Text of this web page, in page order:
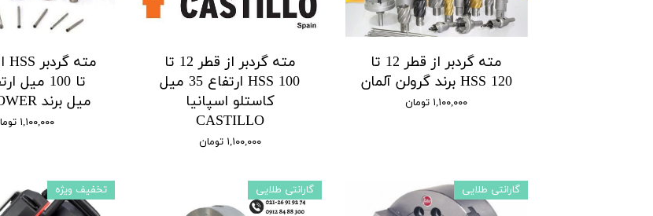
مته گردبر از قطر 12 تا
120 HSS برند گرولن آلمان
۱,۱۰۰,۰۰۰ تومان
مته گردبر از قطر 12 تا
100 HSS ارتفاع 35 میل
کاستلو اسپانیا
CASTILLO
۱,۱۰۰,۰۰۰ تومان
میل برند AST POWER
۱,۱۰۰,۰۰۰ تومان
گارانتی طلایی گارانتی طلایی تخفیف ویژه